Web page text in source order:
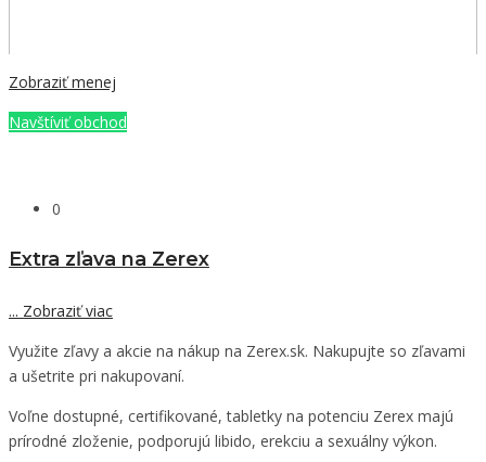
Zobraziť menej
Navštíviť obchod
0
Extra zľava na Zerex
... Zobraziť viac
Využite zľavy a akcie na nákup na Zerex.sk. Nakupujte so zľavami
a ušetrite pri nakupovaní.
Voľne dostupné, certifikované, tabletky na potenciu Zerex majú
prírodné zloženie, podporujú libido, erekciu a sexuálny výkon.